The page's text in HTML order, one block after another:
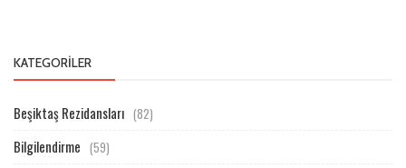
KATEGORILER
Beşiktaş Rezidansları (82)
Bilgilendirme (59)